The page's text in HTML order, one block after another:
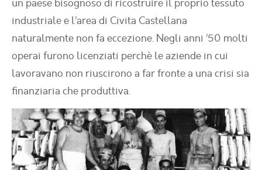
un paese bisognoso di ricostruire il proprio tessuto
industriale e l’area di Civita Castellana
naturalmente non fa eccezione. Negli anni ’50 molti
operai furono licenziati perchè le aziende in cui
lavoravano non riuscirono a far fronte a una crisi sia
finanziaria che produttiva.